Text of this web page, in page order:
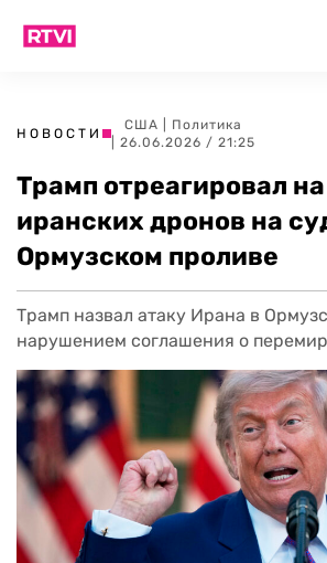
НОВОСТИ
США
Политика
| 26.06.2026 / 21:25
Трамп отреагировал
иранских дронов на
Ормузском проливе
Трамп назвал атаку Ирана в
нарушением соглашения о